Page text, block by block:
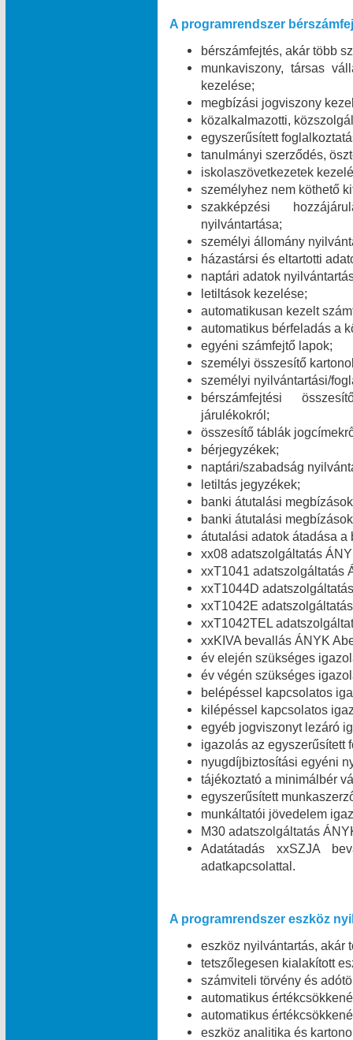
A programrendszer
bérszámfejtés, akár több
munkaviszony, társas
kezelése;
megbízási jogviszony
közalkalmazotti,
egyszerűsített
tanulmányi szerződés,
iskolaszövetkezetek
személyhez nem köthető
szakképzési
nyilvántartása;
személyi állomány
házastársi és eltartotti
naptári adatok
letiltások kezelése;
automatikusan kezelt
automatikus bérfeladás a
egyéni számfejtő lapok;
személyi összesítő
személyi nyilvántartási/
bérszámfejtési
járulékokról;
összesítő táblák
bérjegyzékek;
naptári/szabadság
letiltás jegyzékek;
banki átutalási
banki átutalási
átutalási adatok átadása
xx08 adatszolgáltatás
xxT1041 adatszolgáltatás
xxT1044D
xxT1042E
xxT1042TEL
xxKIVA bevallás ÁNYK
év elején szükséges
év végén szükséges
belépéssel kapcsolatos
kilépéssel kapcsolatos
egyéb jogviszonyt lezáró
igazolás az egyszerűsített
nyugdíjbiztosítási egyéni
tájékoztató a minimálbér
egyszerűsített
munkáltatói jövedelem
M30 adatszolgáltatás
Adatátadás xxSZJA
adatkapcsolattal.
A programrendszer eszköz
eszköz nyilvántartás, akár
tetszőlegesen kialakított
számviteli törvény és
automatikus
automatikus
eszköz analitika és